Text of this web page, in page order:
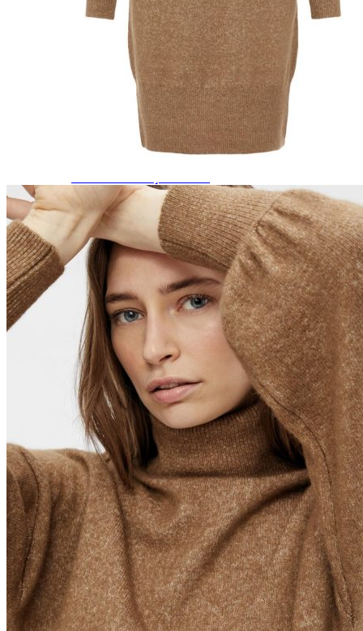
Naisten paidat
Naisten colleget
Paidat, tunikat ja jakut
Trikoopaidat
Naisten puserot
Tunikat
Jakut ja liivit
Naisten neuleet
Naisten neuletakit
Mekot
Hameet
Naisten housut
Leggingsit ja collegehousut
Naisten housut
Naisten farkut
Caprit ja shortsit
Naisten asusteet
Vyöt ja korut
Naisten päähineet, huivit ja käsineet
Naisten yöasut ja alusvaatteet
Naisten alusvaatteet
Sukat ja sukkahousut
Naisten yöasut
Naisten aamutakit ja kylpytakit
Naisten takit
Naisten kevät-ja syystakit
Naisten nahkatakit
Naisten talvitakit
LAPSET
Lasten paidat
Lasten paidat
Lasten kauluspaidat
Lasten trikoopaidat
Lasten colleget ja hupparit
Lasten neuleet
Lasten mekot ja hameet
Mekot ja hameet
Lasten puvut,bleiserit,liivit